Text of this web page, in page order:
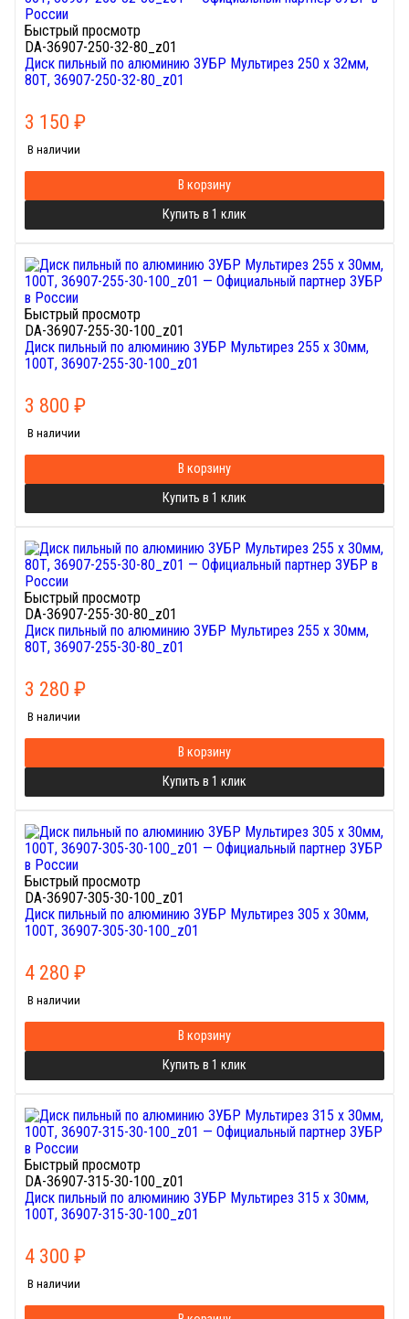
Быстрый просмотр
DA-36907-250-32-80_z01
Диск пильный по алюминию ЗУБР Мультирез 250 x 32мм,
80Т, 36907-250-32-80_z01
3 150 ₽
В наличии
В корзину
Купить в 1 клик
Быстрый просмотр
DA-36907-255-30-100_z01
Диск пильный по алюминию ЗУБР Мультирез 255 x 30мм,
100Т, 36907-255-30-100_z01
3 800 ₽
В наличии
В корзину
Купить в 1 клик
Быстрый просмотр
DA-36907-255-30-80_z01
Диск пильный по алюминию ЗУБР Мультирез 255 x 30мм,
80Т, 36907-255-30-80_z01
3 280 ₽
В наличии
В корзину
Купить в 1 клик
Быстрый просмотр
DA-36907-305-30-100_z01
Диск пильный по алюминию ЗУБР Мультирез 305 x 30мм,
100Т, 36907-305-30-100_z01
4 280 ₽
В наличии
В корзину
Купить в 1 клик
Быстрый просмотр
DA-36907-315-30-100_z01
Диск пильный по алюминию ЗУБР Мультирез 315 x 30мм,
100Т, 36907-315-30-100_z01
4 300 ₽
В наличии